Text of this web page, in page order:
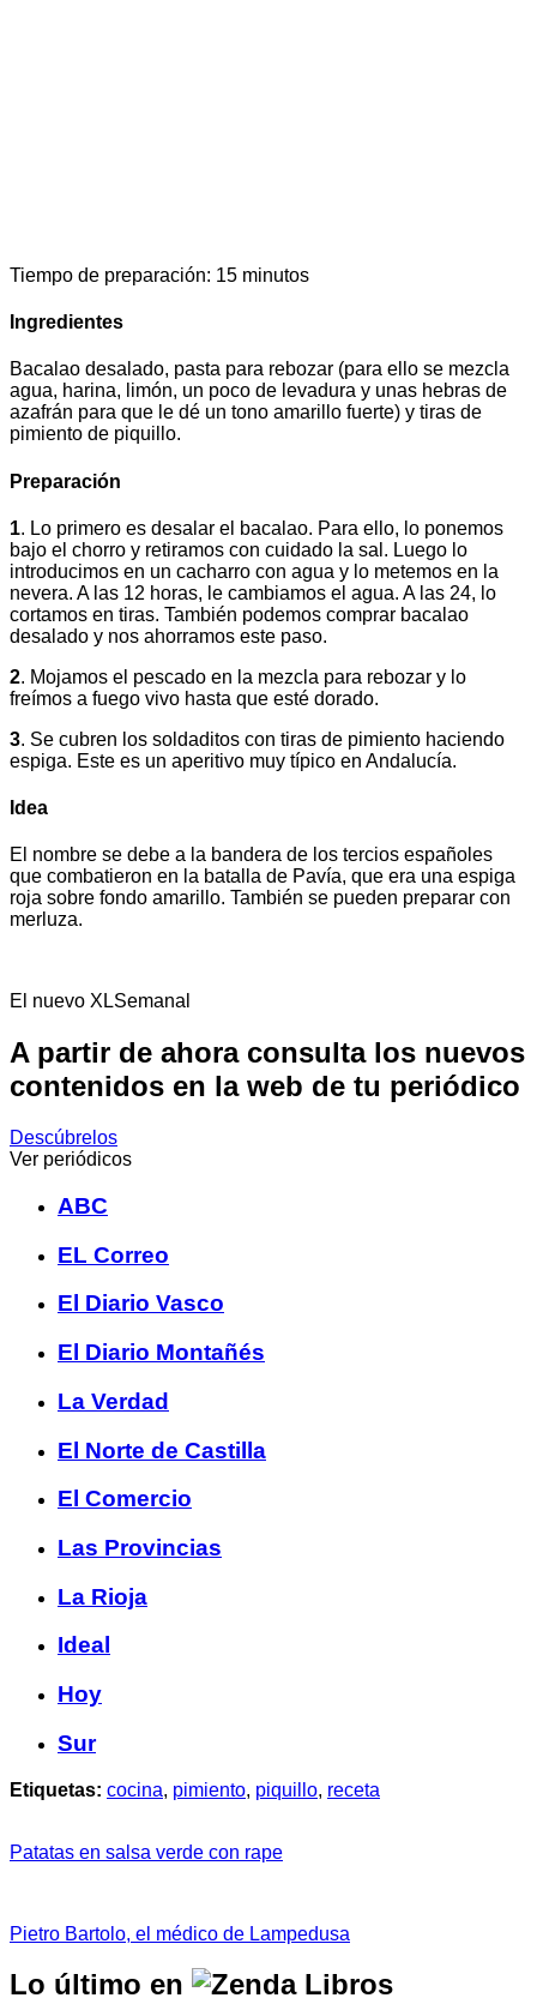
Tiempo de preparación: 15 minutos
Ingredientes
Bacalao desalado, pasta para rebozar (para ello se mezcla
agua, harina, limón, un poco de levadura y unas hebras de
azafrán para que le dé un tono amarillo fuerte) y tiras de
pimiento de piquillo.
Preparación
1. Lo primero es desalar el bacalao. Para ello, lo ponemos
bajo el chorro y retiramos con cuidado la sal. Luego lo
introducimos en un cacharro con agua y lo metemos en la
nevera. A las 12 horas, le cambiamos el agua. A las 24, lo
cortamos en tiras. También podemos comprar bacalao
desalado y nos ahorramos este paso.
2. Mojamos el pescado en la mezcla para rebozar y lo
freímos a fuego vivo hasta que esté dorado.
3. Se cubren los soldaditos con tiras de pimiento haciendo
espiga. Este es un aperitivo muy típico en Andalucía.
Idea
El nombre se debe a la bandera de los tercios españoles
que combatieron en la batalla de Pavía, que era una espiga
roja sobre fondo amarillo. También se pueden preparar con
merluza.
El nuevo XLSemanal
A partir de ahora consulta los nuevos
contenidos en la web de tu periódico
Descúbrelos
Ver periódicos
ABC
EL Correo
El Diario Vasco
El Diario Montañés
La Verdad
El Norte de Castilla
El Comercio
Las Provincias
La Rioja
Ideal
Hoy
Sur
Etiquetas: cocina, pimiento, piquillo, receta
Patatas en salsa verde con rape
Pietro Bartolo, el médico de Lampedusa
Lo último en